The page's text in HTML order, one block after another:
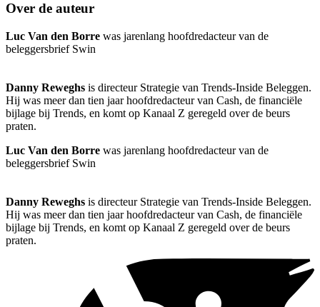
Over de auteur
Luc Van den Borre was jarenlang hoofdredacteur van de
beleggersbrief Swin
Danny Reweghs is directeur Strategie van Trends-Inside Beleggen.
Hij was meer dan tien jaar hoofdredacteur van Cash, de financiële
bijlage bij Trends, en komt op Kanaal Z geregeld over de beurs
praten.
Luc Van den Borre was jarenlang hoofdredacteur van de
beleggersbrief Swin
Danny Reweghs is directeur Strategie van Trends-Inside Beleggen.
Hij was meer dan tien jaar hoofdredacteur van Cash, de financiële
bijlage bij Trends, en komt op Kanaal Z geregeld over de beurs
praten.